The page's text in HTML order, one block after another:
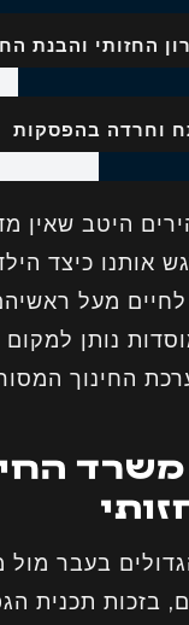
החזותי והבנת
וחרדה בהפסקות
היטב שאין
אותנו כיצד
מעל
נותן
החינוך
בעבר מול
בזכות תכנית